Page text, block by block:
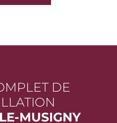
DE
MUSIGNY